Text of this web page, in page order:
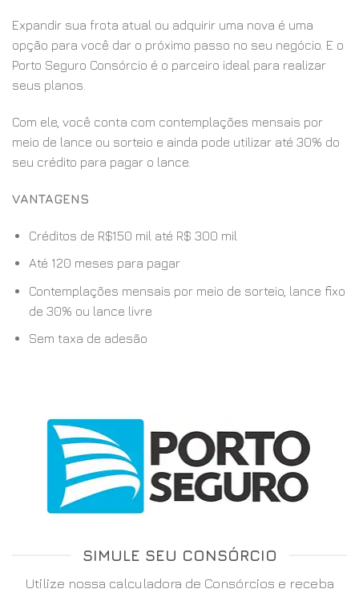
Expandir sua frota atual ou adquirir uma nova é uma
opção para você dar o próximo passo no seu negócio. E o
Porto Seguro Consórcio é o parceiro ideal para realizar
seus planos.
Com ele, você conta com contemplações mensais por
meio de lance ou sorteio e ainda pode utilizar até 30% do
seu crédito para pagar o lance.
VANTAGENS
Créditos de R$150 mil até R$ 300 mil
Até 120 meses para pagar
Contemplações mensais por meio de sorteio, lance fixo
de 30% ou lance livre
Sem taxa de adesão
SIMULE SEU CONSÓRCIO
Utilize nossa calculadora de Consórcios e receba